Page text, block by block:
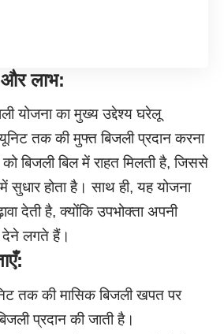
और लाभ:
योजना का मुख्य उद्देश्य घरेलू
तक की मुफ्त बिजली प्रदान करना
बिजली बिल में राहत मिलती है, जिससे
सुधार होता है। साथ ही, यह योजना
देती है, क्योंकि उपभोक्ता अपनी
देने लगते हैं।
तक की मासिक बिजली खपत पर
प्रदान की जाती है।